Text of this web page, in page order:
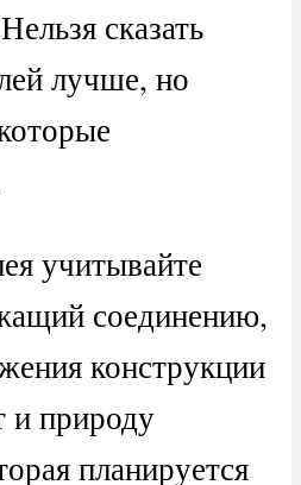
сказать
лучше, но
учитывайте
соединению,
конструкции
и природу
планируется